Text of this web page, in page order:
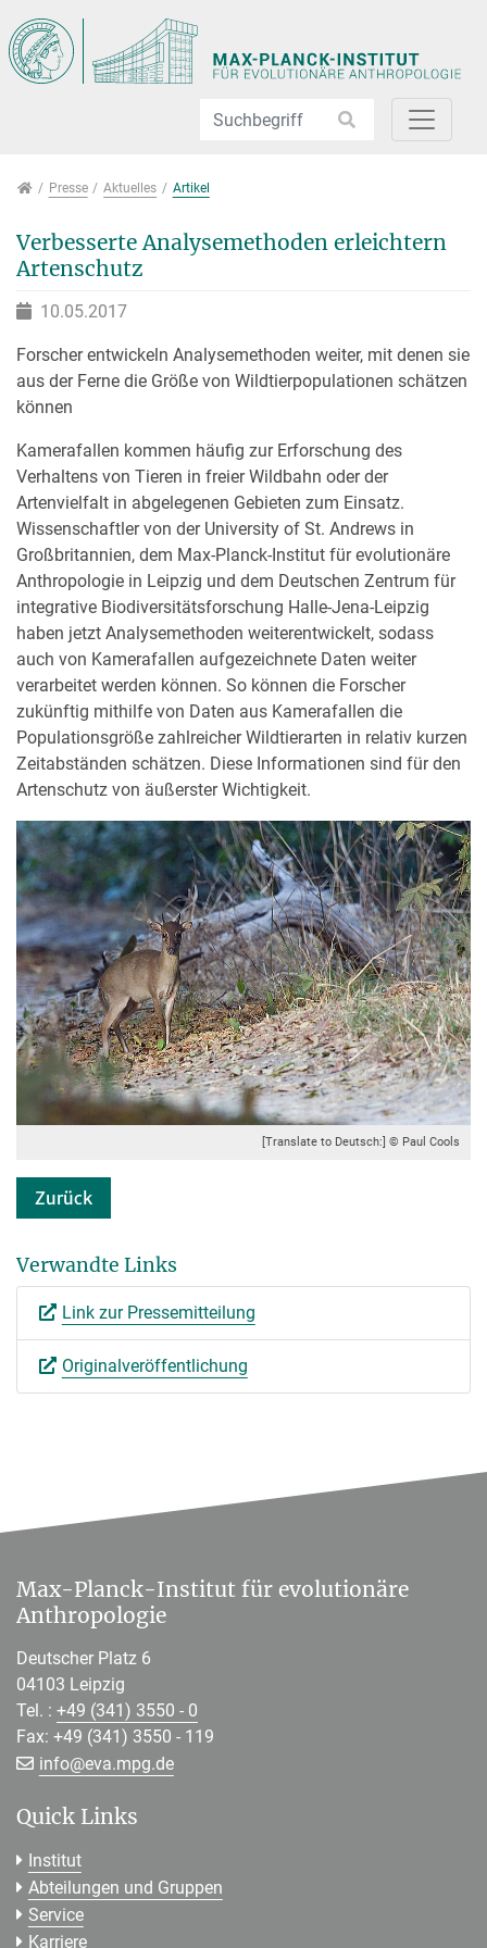
PressePresse Aktuelles Artikel
Verbesserte Analysemethoden erleichtern
Artenschutz
10.05.2017
Forscher entwickeln Analysemethoden weiter, mit denen sie
aus der Ferne die Größe von Wildtierpopulationen schätzen
können
Kamerafallen kommen häufig zur Erforschung des
Verhaltens von Tieren in freier Wildbahn oder der
Artenvielfalt in abgelegenen Gebieten zum Einsatz.
Wissenschaftler von der University of St. Andrews in
Großbritannien, dem Max-Planck-Institut für evolutionäre
Anthropologie in Leipzig und dem Deutschen Zentrum für
integrative Biodiversitätsforschung Halle-Jena-Leipzig
haben jetzt Analysemethoden weiterentwickelt, sodass
auch von Kamerafallen aufgezeichnete Daten weiter
verarbeitet werden können. So können die Forscher
zukünftig mithilfe von Daten aus Kamerafallen die
Populationsgröße zahlreicher Wildtierarten in relativ kurzen
Zeitabständen schätzen. Diese Informationen sind für den
Artenschutz von äußerster Wichtigkeit.
[Translate to Deutsch:] © Paul Cools
Zurück
Verwandte Links
Link zur Pressemitteilung
Originalveröffentlichung
Max-Planck-Institut für evolutionäre
Anthropologie
Deutscher Platz 6
04103 Leipzig
Tel. : +49 (341) 3550 - 0
Fax: +49 (341) 3550 - 119
info@[>>> Please remove the text! <<<]
eva.mpg.de
Quick Links
Institut
Abteilungen und Gruppen
Service
Karriere